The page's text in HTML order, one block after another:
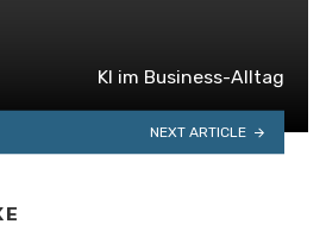
KI im Business-Alltag
NEXT ARTICLE